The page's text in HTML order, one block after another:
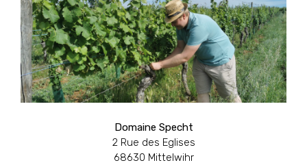
Domaine Specht
2 Rue des Eglises
68630 Mittelwihr